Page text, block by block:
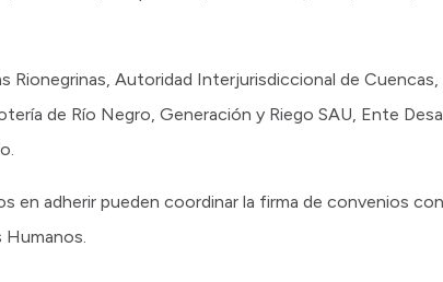
Rionegrinas, Autoridad Interjurisdiccional de
de Río Negro, Generación y Riego SAU, Ente
en adherir pueden coordinar la firma de convenios
Humanos.